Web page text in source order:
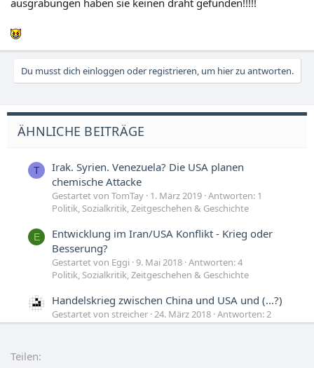
Du musst dich einloggen oder registrieren, um hier zu antworten.
ÄHNLICHE BEITRÄGE
T
Irak. Syrien. Venezuela? Die USA planen
chemische Attacke
Gestartet von TomTay 1. März 2019 Antworten: 1
Politik, Sozialkritik, Zeitgeschehen & Geschichte
E
Entwicklung im Iran/USA Konflikt - Krieg oder
Besserung?
Gestartet von Eggi 9. Mai 2018 Antworten: 4
Politik, Sozialkritik, Zeitgeschehen & Geschichte
Handelskrieg zwischen China und USA und (...?)
Gestartet von streicher 24. März 2018 Antworten: 2
Politik, Sozialkritik, Zeitgeschehen & Geschichte
A
Teilen: